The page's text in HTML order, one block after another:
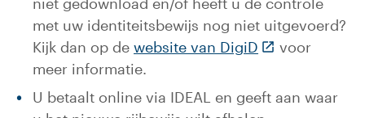
met uw identiteitsbewijs nog niet uitgevoerd?
Kijk dan op de website van DigiD (Deze link
voor
meer informatie.
U betaalt online via IDEAL en geeft aan waar